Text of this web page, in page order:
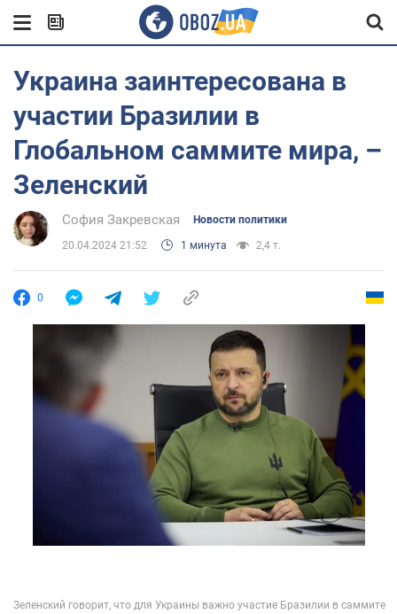
Украина заинтересована в
участии Бразилии в
Глобальном саммите мира, –
Зеленский
София Закревская Новости политики
20.04.2024 21:52 1 минута 2,4 т.
0